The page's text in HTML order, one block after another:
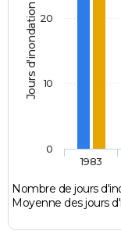
Jours d'inondation
Nombre de jours
Moyenne des jours
1983
0
10
20